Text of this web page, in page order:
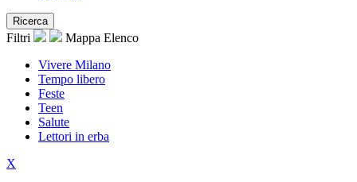
Ricerca
Filtri Mappa Elenco
Vivere Milano
Tempo libero
Feste
Teen
Salute
Lettori in erba
X